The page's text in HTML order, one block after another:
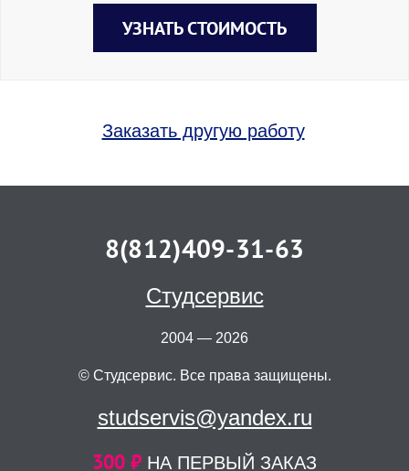
УЗНАТЬ СТОИМОСТЬ
Заказать другую работу
8(812)409-31-63
Студсервис
2004 — 2026
© Студсервис. Все права защищены.
studservis@yandex.ru
300 ₽ НА ПЕРВЫЙ ЗАКАЗ